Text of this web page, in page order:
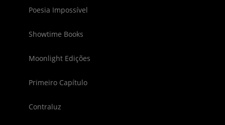
Poesia Impossível
Showtime Books
Moonlight Edições
Primeiro Capítulo
Contraluz